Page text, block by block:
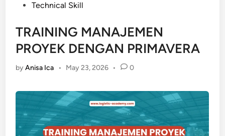
Technical Skill
TRAINING MANAJEMEN
PROYEK DENGAN PRIMAVERA
byAnisa Ica • May 23, 2026 • 0